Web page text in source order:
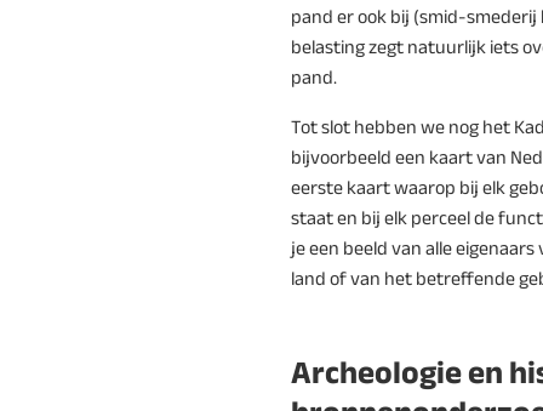
pand er ook bij (smid-smederij
belasting zegt natuurlijk iets
pand.
Tot slot hebben we nog het
bijvoorbeeld een kaart van
eerste kaart waarop bij elk
staat en bij elk perceel de
je een beeld van alle
land of van het betreffende
Archeologie en